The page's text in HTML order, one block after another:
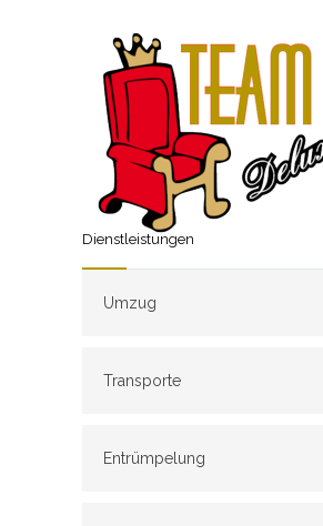
Dienstleistungen
Umzug
Transporte
Entrümpelung